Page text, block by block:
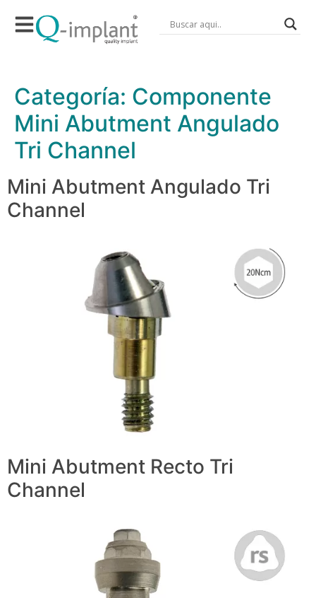
Categoría: Componente
Mini Abutment Angulado
Tri Channel
Mini Abutment Angulado Tri
Channel
Mini Abutment Recto Tri
Channel